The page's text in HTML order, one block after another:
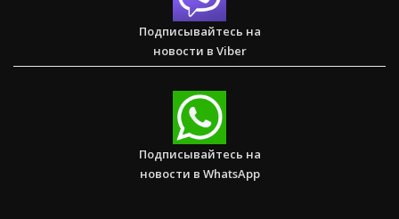
Спасаем. Восстанавливаем. Обучаем. Помогите нам
достичь цели в $10 000Подписывайтесь на
новости в Viber
Подписывайтесь на
новости в WhatsApp